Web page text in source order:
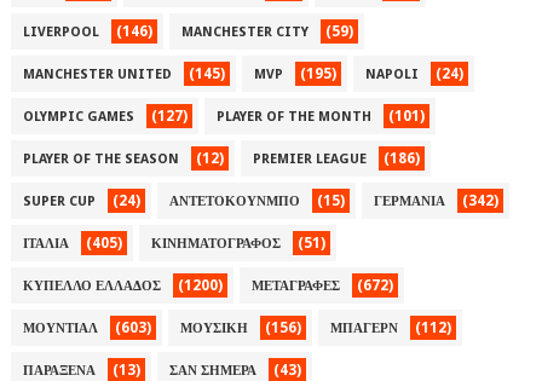
LIVERPOOL (146) MANCHESTER CITY (59)
MANCHESTER UNITED (145) MVP (195) NAPOLI (24)
OLYMPIC GAMES (127) PLAYER OF THE MONTH (101)
PLAYER OF THE SEASON (12) PREMIER LEAGUE (186)
SUPER CUP (24) ΑΝΤΕΤΟΚΟΥΝΜΠΟ (15) ΓΕΡΜΑΝΙΑ (342)
ΙΤΑΛΙΑ (405) ΚΙΝΗΜΑΤΟΓΡΑΦΟΣ (51)
ΚΥΠΕΛΛΟ ΕΛΛΑΔΟΣ (1200) ΜΕΤΑΓΡΑΦΕΣ (672)
ΜΟΥΝΤΙΑΛ (603) ΜΟΥΣΙΚΗ (156) ΜΠΑΓΕΡΝ (112)
ΠΑΡΑΞΕΝΑ (13) ΣΑΝ ΣΗΜΕΡΑ (43)